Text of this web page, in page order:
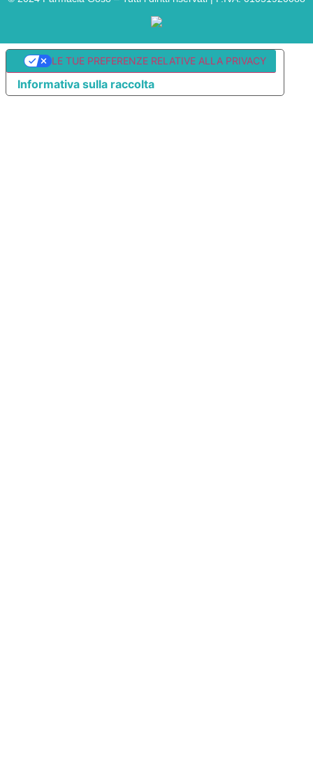
Informativa sulla raccolta
LE TUE PREFERENZE RELATIVE ALLA PRIVACY